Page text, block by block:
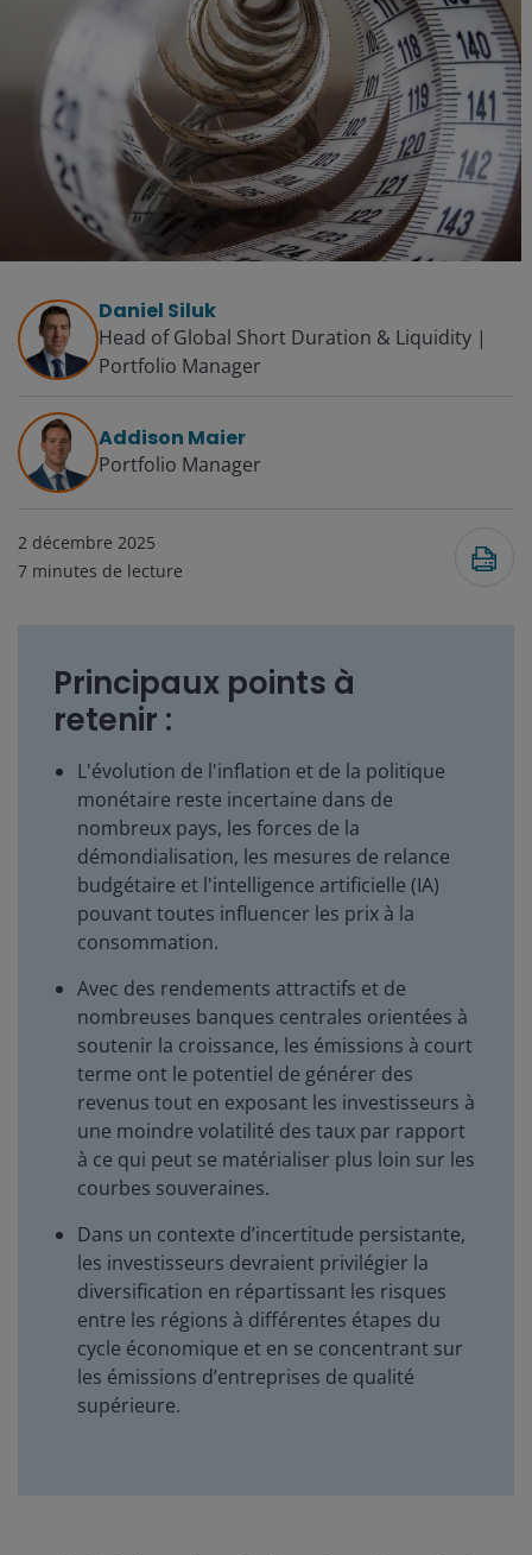
Daniel Siluk
Head of Global Short Duration & Liquidity |
Portfolio Manager
Addison Maier
Portfolio Manager
2 décembre 2025
7 minutes de lecture
Principaux points à
retenir :
L'évolution de l'inflation et de la politique
monétaire reste incertaine dans de
nombreux pays, les forces de la
démondialisation, les mesures de relance
budgétaire et l'intelligence artificielle (IA)
pouvant toutes influencer les prix à la
consommation.
Avec des rendements attractifs et de
nombreuses banques centrales orientées à
soutenir la croissance, les émissions à court
terme ont le potentiel de générer des
revenus tout en exposant les investisseurs à
une moindre volatilité des taux par rapport
à ce qui peut se matérialiser plus loin sur les
courbes souveraines.
Dans un contexte d’incertitude persistante,
les investisseurs devraient privilégier la
diversification en répartissant les risques
entre les régions à différentes étapes du
cycle économique et en se concentrant sur
les émissions d’entreprises de qualité
supérieure.